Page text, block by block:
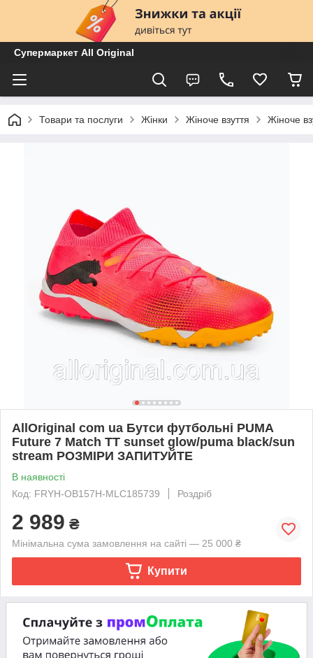
Супермаркет All Original
Товари та послуги Жінки Жіноче взуття Жіноче
AllOriginal com ua Бутси футбольні PUMA
Future 7 Match TT sunset glow/puma black/sun
stream РОЗМІРИ ЗАПИТУЙТЕ
В наявності
Код: FRYH-OB157H-MLC185739
Роздріб
2 989 ₴
Мінімальна сума замовлення на сайті — 25 000 ₴
Купити